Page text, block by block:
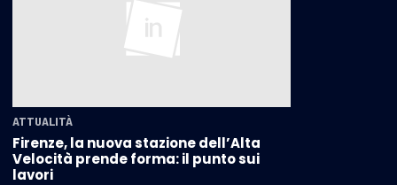
ATTUALITÀ
Firenze, la nuova stazione dell’Alta
Velocità prende forma: il punto sui
lavori